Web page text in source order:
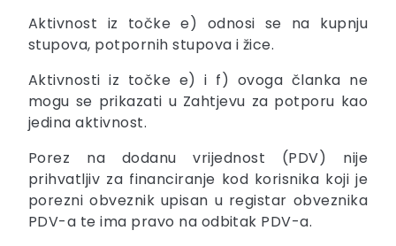
Aktivnost iz točke e) odnosi se na kupnju
stupova, potpornih stupova i žice.
Aktivnosti iz točke e) i f) ovoga članka ne
mogu se prikazati u Zahtjevu za potporu kao
jedina aktivnost.
Porez na dodanu vrijednost (PDV) nije
prihvatljiv za financiranje kod korisnika koji je
porezni obveznik upisan u registar obveznika
PDV-a te ima pravo na odbitak PDV-a.